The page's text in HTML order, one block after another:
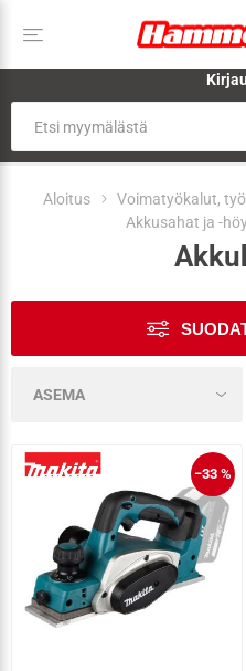
Aloitus Voimatyökalut,
Akkusahat ja -
−33 %